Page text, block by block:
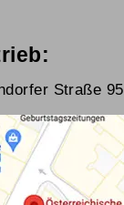
Straße 95